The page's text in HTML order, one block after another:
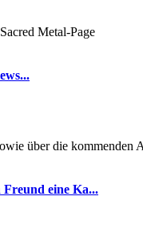
Metal-Page
über die
Freund eine Ka...